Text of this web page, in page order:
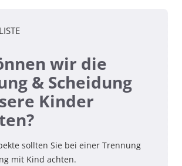
wir die
& Scheidung
Kinder
sollten Sie bei einer Trennung
mit Kind achten.